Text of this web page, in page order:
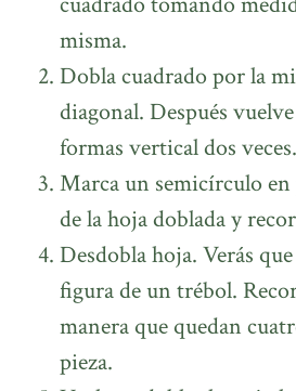
misma.
Dobla cuadrado por la
diagonal. Después
formas vertical dos veces.
Marca un semicírculo en
de la hoja doblada y
Desdobla hoja. Verás
figura de un trébol.
manera que quedan
pieza.